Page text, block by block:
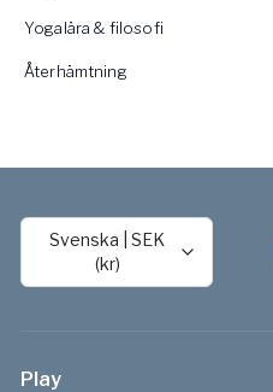
Yogalära & filosofi
Återhämtning
Svenska |SEK
(kr)
Play